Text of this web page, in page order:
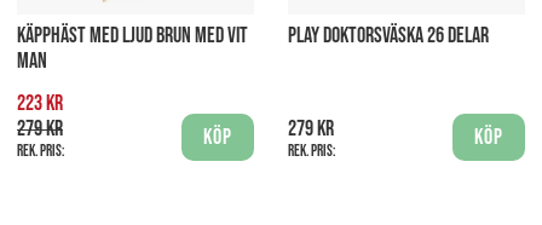
KÄPPHÄST MED LJUD BRUN MED VIT
MAN
223 kr
279 kr
Rek. pris:
Köp
PLAY DOKTORSVÄSKA 26 DELAR
279 kr
Rek. pris:
Köp